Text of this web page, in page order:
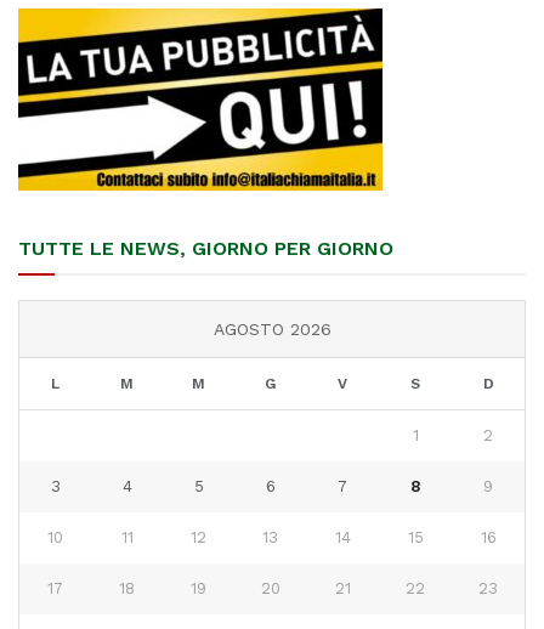
TUTTE LE NEWS, GIORNO PER GIORNO
AGOSTO 2026
L M M G V S D
1 2
3 4 5 6 7 8 9
10 11 12 13 14 15 16
17 18 19 20 21 22 23